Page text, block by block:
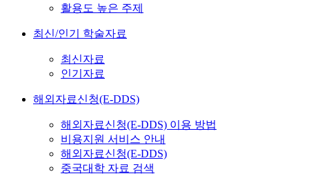
활용도 높은 주제
최신/인기 학술자료
최신자료
인기자료
해외자료신청(E-DDS)
해외자료신청(E-DDS) 이용 방법
비용지원 서비스 안내
해외자료신청(E-DDS)
중국대학 자료 검색